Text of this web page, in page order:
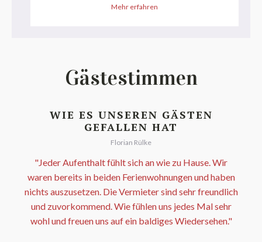
Mehr erfahren
Gästestimmen
WIE ES UNSEREN GÄSTEN
GEFALLEN HAT
Florian Rülke
"Jeder Aufenthalt fühlt sich an wie zu Hause. Wir
waren bereits in beiden Ferienwohnungen und haben
nichts auszusetzen. Die Vermieter sind sehr freundlich
und zuvorkommend. Wie fühlen uns jedes Mal sehr
wohl und freuen uns auf ein baldiges Wiedersehen."